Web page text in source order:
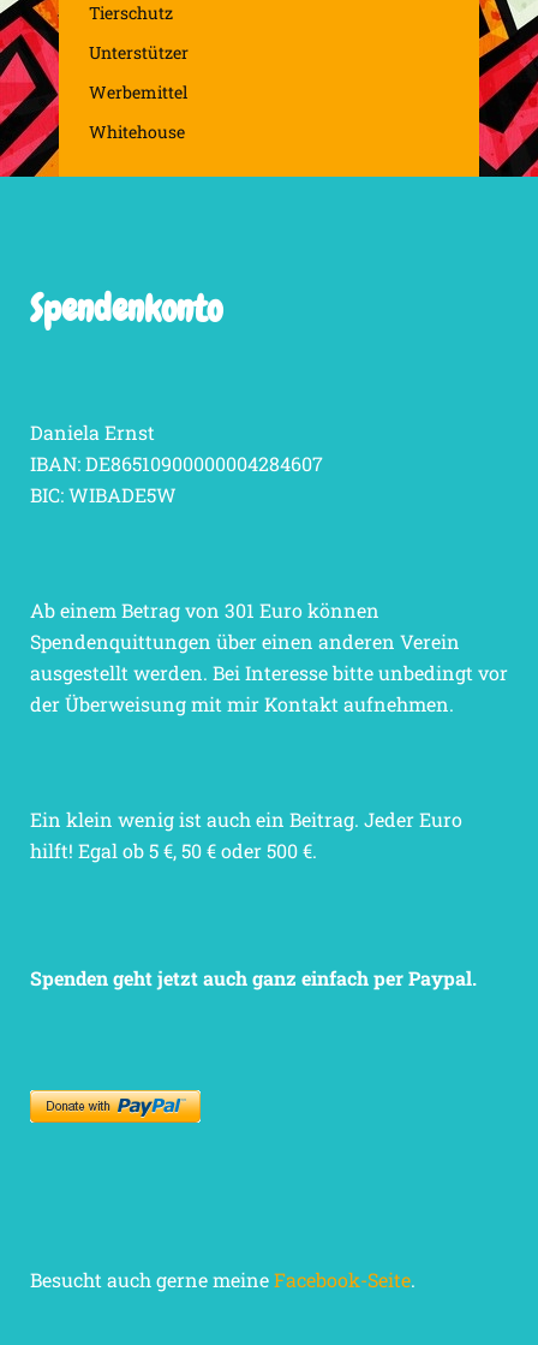
Tierschutz
Unterstützer
Werbemittel
Whitehouse
Spendenkonto
Daniela Ernst
IBAN: DE86510900000004284607
BIC: WIBADE5W
Ab einem Betrag von 301 Euro können
Spendenquittungen über einen anderen Verein
ausgestellt werden. Bei Interesse bitte unbedingt vor
der Überweisung mit mir Kontakt aufnehmen.
Ein klein wenig ist auch ein Beitrag. Jeder Euro
hilft! Egal ob 5 €, 50 € oder 500 €.
Spenden geht jetzt auch ganz einfach per Paypal.
Besucht auch gerne meineFacebook-Seite.